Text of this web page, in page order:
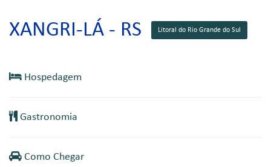
XANGRI-LÁ - RS Litoral do Rio Grande do Sul
Hospedagem
Gastronomia
Como Chegar